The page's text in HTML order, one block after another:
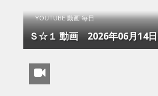
YOUTUBE 動画 毎日
Ｓ☆１ 動画 2026年06月14日